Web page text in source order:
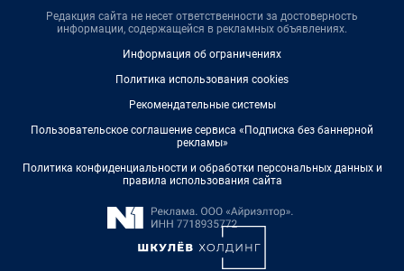
Редакция сайта не несет ответственности за достоверность
информации, содержащейся в рекламных объявлениях.
Информация об ограничениях
Политика использования cookies
Рекомендательные системы
Пользовательское соглашение сервиса «Подписка без баннерной
рекламы»
Политика конфиденциальности и обработки персональных данных и
правила использования сайта